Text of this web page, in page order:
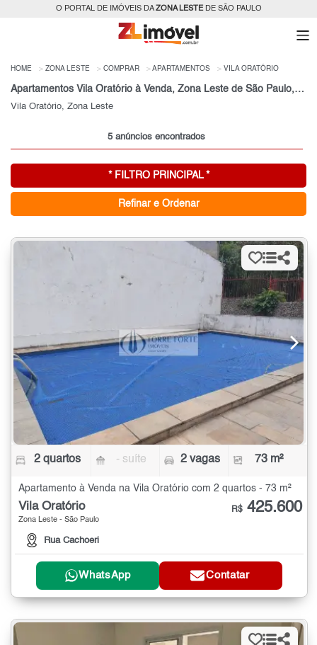
O PORTAL DE IMÓVEIS DAZONA LESTEDE SÃO PAULO
HOME ZONA LESTE COMPRAR APARTAMENTOS VILA ORATÓRIO
Apartamentos Vila Oratório à Venda, Zona Leste de São Paulo, SP
Vila Oratório, Zona Leste
5 anúncios encontrados
* FILTRO PRINCIPAL *
Refinar e Ordenar
2 quartos - suíte 2 vagas 73 m²
Apartamento à Venda na Vila Oratório com 2 quartos - 73 m²
Vila Oratório
Zona Leste - São Paulo
Rua Cachoeri
R$ 425.600
WhatsApp Contatar